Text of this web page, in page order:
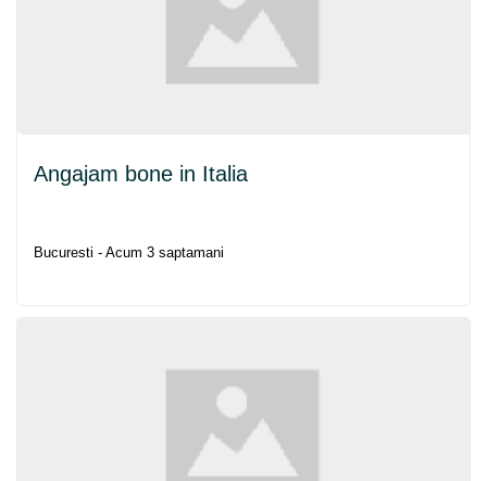
Angajam bone in Italia
Bucuresti - Acum 3 saptamani